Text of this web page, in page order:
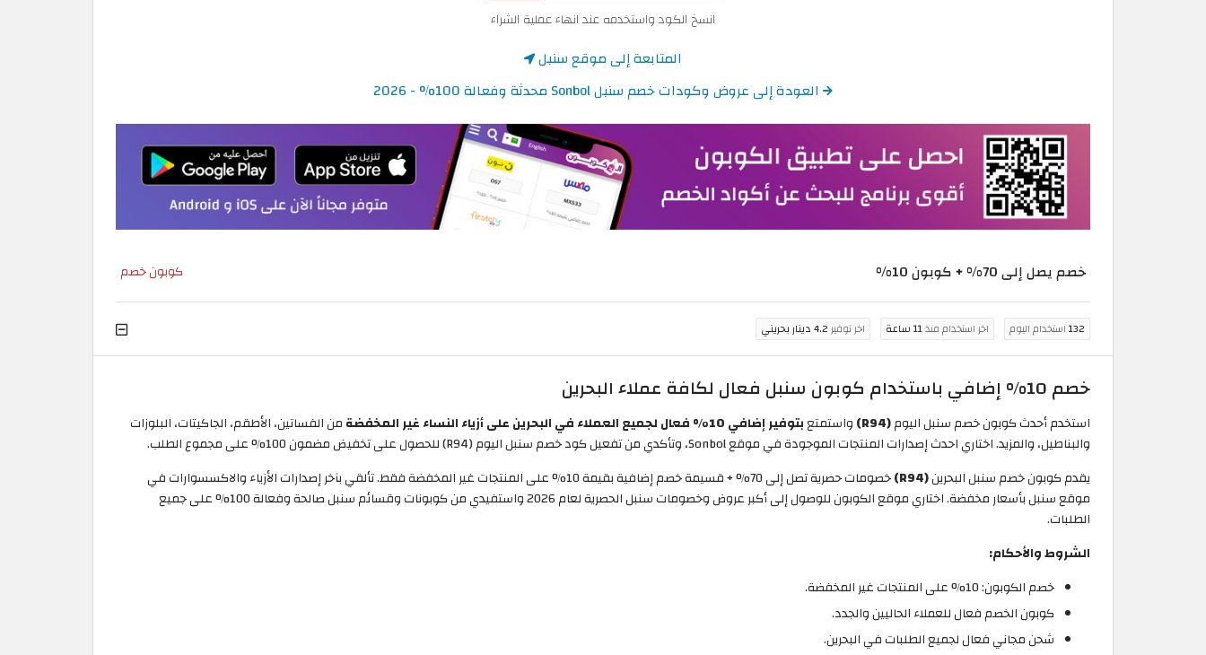
انسخ الكود واستخدمه عند انهاء عملية الشراء
المتابعة إلى موقع سنبل
العودة إلى عروض وكودات خصم سنبل Sonbol محدثة وفعالة 100% - 2026
خصم يصل إلى 70% + كوبون 10% كوبون خصم
132استخدام اليوم اخر استخدام منذ11 ساعة اخر توفير4.2 دينار بحريني
خصم 10% إضافي باستخدام كوبون سنبل فعال لكافة عملاء البحرين
استخدم أحدث كوبون خصم سنبل اليوم(R94) واستمتع بتوفير إضافي 10% فعال لجميع العملاء في البحرين على أزياء النساء غير المخفضة
من الفساتين، الأطقم، الجاكيتات، البلوزات
والبناطيل، والمزيد. اختاري احدث إصدارات المنتجات الموجودة في موقع Sonbol، وتأكدي من تفعيل كود خصم سنبل اليوم (R94) للحصول على تخفيض مضمون 100% على مجموع الطلب.
يقدم كوبون خصم سنبل البحرين(R94)
خصومات حصرية تصل إلى 70% + قسيمة خصم إضافية بقيمة 10% على المنتجات غير المخفضة فقط. تألقي بآخر إصدارات الأزياء والاكسسوارات في
موقع سنبل بأسعار مخفضة. اختاري موقع الكوبون للوصول إلى أكبر عروض وخصومات سنبل الحصرية لعام 2026 واستفيدي من كوبونات وقسائم سنبل صالحة وفعالة 100% على جميع
الطلبات.
الشروط والأحكام:
خصم الكوبون: 10% على المنتجات غير المخفضة.
كوبون الخصم فعال للعملاء الحاليين والجدد.
شحن مجاني فعال لجميع الطلبات في البحرين.